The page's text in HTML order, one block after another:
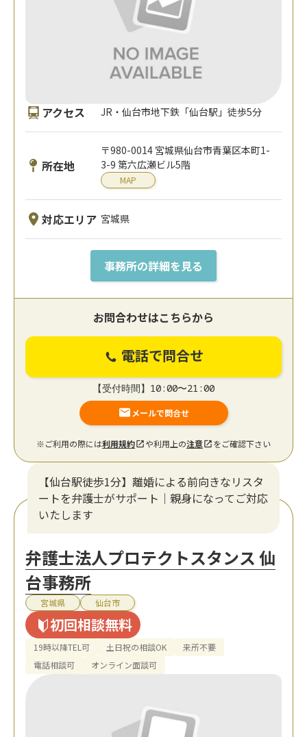
アクセス JR・仙台市地下鉄「仙台駅」徒歩5分
所在地
〒980-0014 宮城県仙台市青葉区本町1-
3-9 第六広瀬ビル5階
MAP
対応エリア 宮城県
事務所の詳細を見る
お問合わせはこちらから
電話で問合せ
【受付時間】10:00〜21:00
メールで問合せ
※ご利用の際には利用規約 や利用上の注意 をご確認下さい
【仙台駅徒歩1分】離婚による前向きなリスタ
ートを弁護士がサポート｜親身になってご対応
いたします
弁護士法人プロテクトスタンス 仙
台事務所
宮城県 仙台市
初回相談無料
19時以降TEL可 土日祝の相談OK
来所不要
電話相談可
オンライン面談可